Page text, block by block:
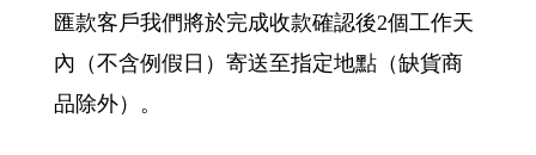
匯款客戶我們將於完成收款確認後2個工作天
內（不含例假日）寄送至指定地點（缺貨商
品除外）。